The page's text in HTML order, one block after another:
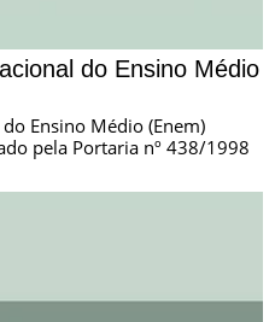
do Ensino Médio
Ensino Médio (Enem)
pela Portaria nº 438/1998